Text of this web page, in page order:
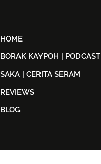
HOME
BORAK KAYPOH | PODCAST
SAKA | CERITA SERAM
REVIEWS
BLOG